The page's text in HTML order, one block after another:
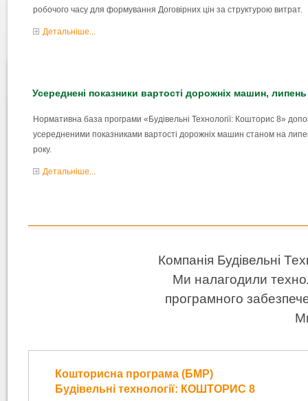
робочого часу для формування Договірних цін за структурою витрат.
Детальніше...
Усереднені показники вартості дорожніх машин,
Нормативна база програми «Будівельні Технології: Кошторис 8»
усередненими показниками вартості дорожніх машин станом на
року.
Детальніше...
Компанія Будівельні
Ми налагодили
програмного
Кошторисна програма (БМР)
Будівельні технології: КОШТОРИС 8